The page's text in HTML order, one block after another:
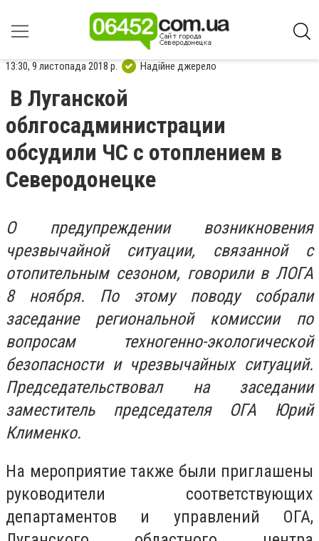
13:30, 9 листопада 2018 р. Надійне джерело
В Луганской
облгосадминистрации
обсудили ЧС с отоплением в
Северодонецке
О предупреждении возникновения
чрезвычайной ситуации, связанной с
отопительным сезоном, говорили в ЛОГА
8 ноября. По этому поводу собрали
заседание региональной комиссии по
вопросам техногенно-экологической
безопасности и чрезвычайных ситуаций.
Председательствовал на заседании
заместитель председателя ОГА Юрий
Клименко.
На мероприятие также были приглашены
руководители соответствующих
департаментов и управлений ОГА,